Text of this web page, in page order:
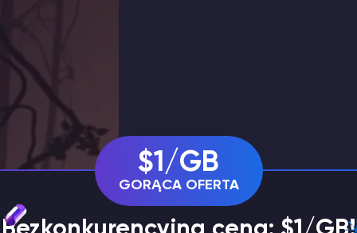
$1/GB
GORĄCA OFERTA